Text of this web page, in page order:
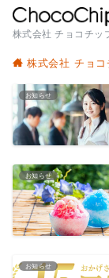
株式会社 チョコチッ
株式会社 チョ
お知らせ
お知らせ
お知らせ